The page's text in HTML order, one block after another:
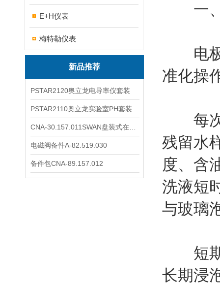
E+H仪表
梅特勒仪表
新品推荐
PSTAR2120奥立龙电导率仪套装
PSTAR2110奥立龙实验室PH套装
电磁阀备件A-82.519.030
备件包CNA-89.157.012
一、
电极
准化操
每次
残留水
度、含
洗液短
与玻璃
短期
长期浸